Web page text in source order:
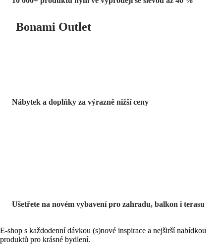
Bonami Outlet
Nábytek a doplňky za výrazně nižší ceny
Ušetřete na novém vybavení pro zahradu, balkon i terasu
E-shop s každodenní dávkou (s)nové inspirace a nejširší nabídkou
produktů pro krásné bydlení.